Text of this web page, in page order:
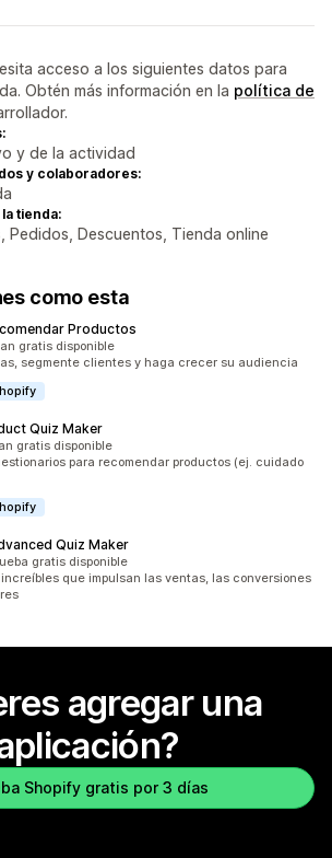
acceso a los siguientes datos para
Obtén más información en la política de
y de la actividad
y colaboradores:
tienda:
Pedidos, Descuentos, Tienda online
como esta
Productos
total
gratis disponible
segmente clientes y haga crecer su audiencia
Quiz Maker
total
gratis disponible
para recomendar productos (ej. cuidado
Quiz Maker
totalgratis disponible
que impulsan las ventas, las conversiones
agregar una
Shopify gratis por 3 días